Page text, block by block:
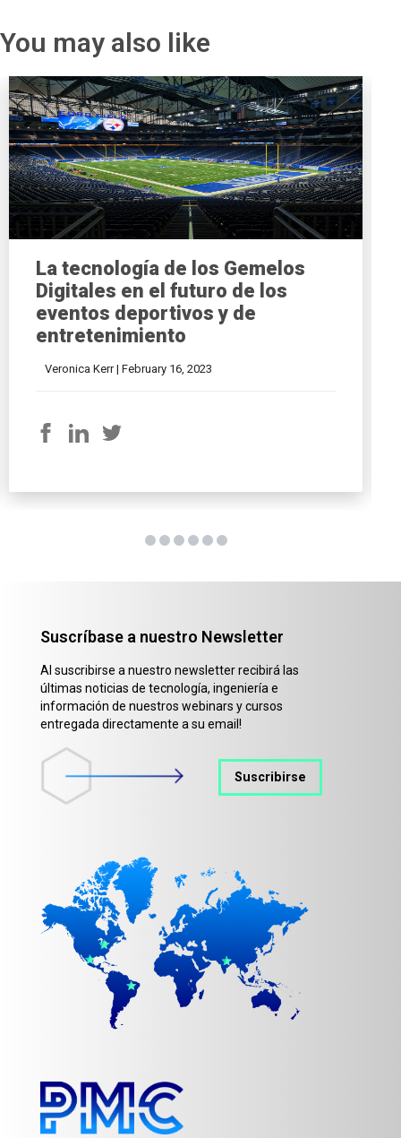
You may also like
La tecnología de los Gemelos
Digitales en el futuro de los
eventos deportivos y de
entretenimiento
Veronica Kerr | February 16, 2023
Suscríbase a nuestro Newsletter
Al suscribirse a nuestro newsletter recibirá las
últimas noticias de tecnología, ingeniería e
información de nuestros webinars y cursos
entregada directamente a su email!
Suscribirse